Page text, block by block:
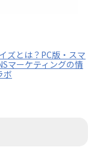
ズとは？PC版・スマ
マーケティングの情
ボ